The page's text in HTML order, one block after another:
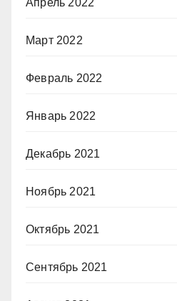
Март 2022
Февраль 2022
Январь 2022
Декабрь 2021
Ноябрь 2021
Октябрь 2021
Сентябрь 2021